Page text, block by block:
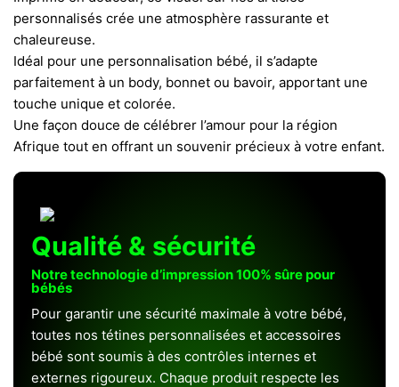
personnalisés crée une atmosphère rassurante et
chaleureuse.
Idéal pour une personnalisation bébé, il s’adapte
parfaitement à un body, bonnet ou bavoir, apportant une
touche unique et colorée.
Une façon douce de célébrer l’amour pour la région
Afrique tout en offrant un souvenir précieux à votre enfant.
Qualité & sécurité
Notre technologie d’impression 100% sûre pour
bébés
Pour garantir une sécurité maximale à votre bébé,
toutes nos tétines personnalisées et accessoires
bébé sont soumis à des contrôles internes et
externes rigoureux. Chaque produit respecte les